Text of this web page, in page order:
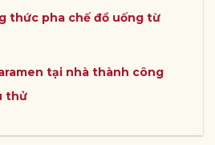
thức pha chế đồ uống từ
tại nhà thành công
thử